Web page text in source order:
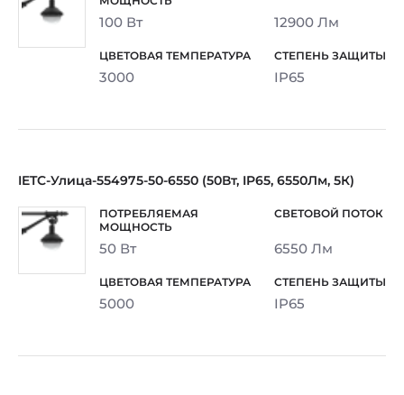
100 Вт 12900 Лм
3000 IP65
IETC-Улица-554975-50-6550 (50Вт, IP65, 6550Лм, 5К)
50 Вт 6550 Лм
5000 IP65